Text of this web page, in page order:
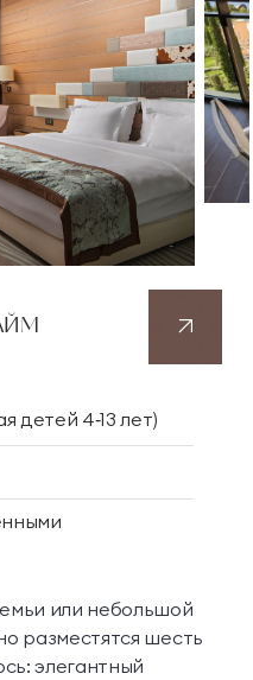
детей 4‑13 лет)
или небольшой
разместятся шесть
элегантный